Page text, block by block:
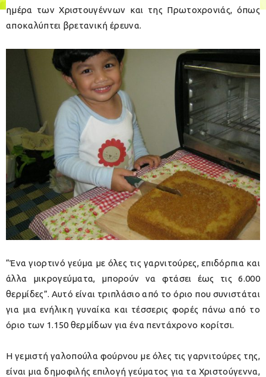
ημέρα των Χριστουγέννων και της Πρωτοχρονιάς, όπως
αποκαλύπτει βρετανική έρευνα.
“Ένα γιορτινό γεύμα με όλες τις γαρνιτούρες, επιδόρπια και
άλλα μικρογεύματα, μπορούν να φτάσει έως τις 6.000
θερμίδες”. Αυτό είναι τριπλάσιο από το όριο που συνιστάται
για μια ενήλικη γυναίκα και τέσσερις φορές πάνω από το
όριο των 1.150 θερμίδων για ένα πεντάχρονο κορίτσι.
Η γεμιστή γαλοπούλα φούρνου με όλες τις γαρνιτούρες της,
είναι μια δημοφιλής επιλογή γεύματος για τα Χριστούγεννα,